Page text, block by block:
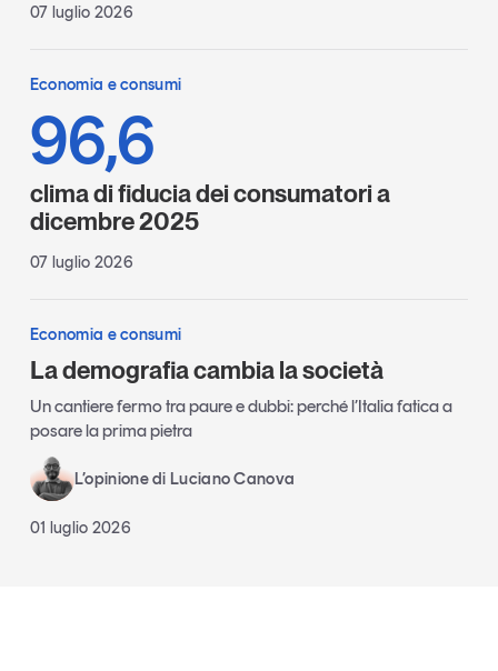
07 luglio 2026
Economia e consumi
96,6
clima di fiducia dei consumatori a
dicembre 2025
07 luglio 2026
Economia e consumi
La demografia cambia la società
Un cantiere fermo tra paure e dubbi: perché l’Italia fatica a
posare la prima pietra
L’opinione di Luciano Canova
01 luglio 2026